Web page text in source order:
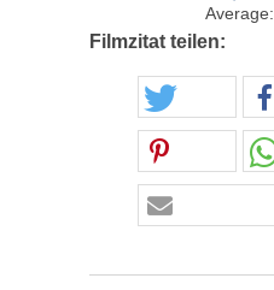
Average:
Filmzitat teilen: